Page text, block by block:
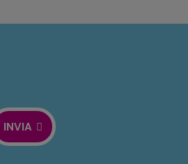
INVIA